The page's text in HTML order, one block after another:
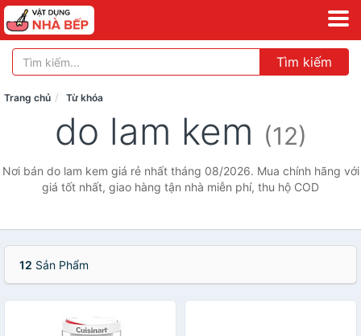
Tìm kiếm
Trang chủ Từ khóa
do lam kem (12)
Nơi bán do lam kem giá rẻ nhất tháng 08/2026. Mua chính hãng với
giá tốt nhất, giao hàng tận nhà miễn phí, thu hộ COD
12 Sản Phẩm